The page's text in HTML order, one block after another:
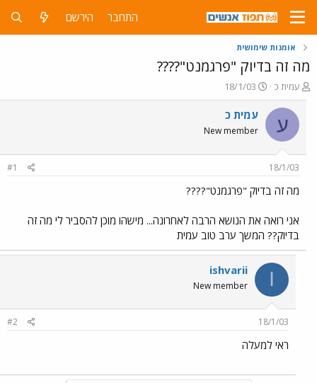
התחבר הירשם
אומנות שימושית
מה זה בדיוק "פרגמנט"????
פ
ו
ת
ח
ה
ש
א
עמית כ
פ
ו
ר
ם
ר
18/1/03
ע עמית כ
New member
18/1/03
#1
מה זה בדיוק "פרגמנט"????
אני רואה את הנושא הרבה לאחרונה... מישהו מוכן להסביר לי מה זה
בדיוק?? המשך ערב טוב עמית
I
ishvarii
New member
18/1/03
#2
ראי למעלה